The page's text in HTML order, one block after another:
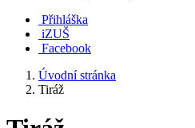
Přihláška
iZUŠ
Facebook
Úvodní stránka
Tiráž